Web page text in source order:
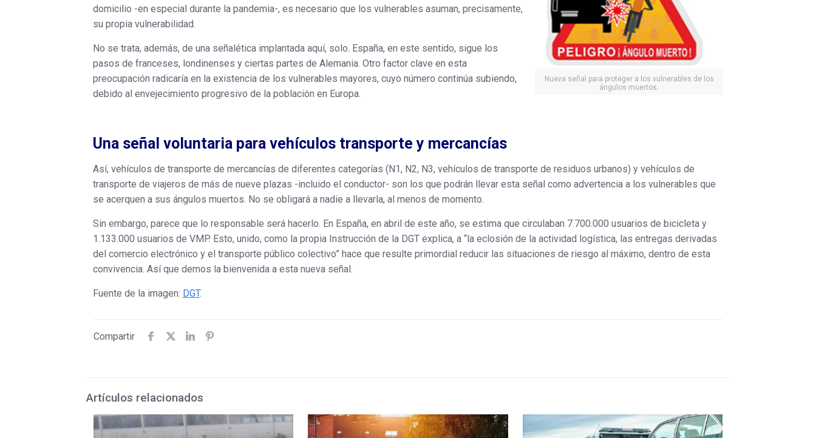
Nueva señal para proteger a los vulnerables de los
ángulos muertos.
domicilio -en especial durante la pandemia-, es necesario que los vulnerables asuman, precisamente,
su propia vulnerabilidad.
No se trata, además, de una señalética implantada aquí, solo. España, en este sentido, sigue los
pasos de franceses, londinenses y ciertas partes de Alemania. Otro factor clave en esta
preocupación radicaría en la existencia de los vulnerables mayores, cuyo número continúa subiendo,
debido al envejecimiento progresivo de la población en Europa.
Una señal voluntaria para vehículos transporte y mercancías
Así, vehículos de transporte de mercancías de diferentes categorías (N1, N2, N3, vehículos de transporte de residuos urbanos) y vehículos de
transporte de viajeros de más de nueve plazas -incluido el conductor- son los que podrán llevar esta señal como advertencia a los vulnerables que
se acerquen a sus ángulos muertos. No se obligará a nadie a llevarla, al menos de momento.
Sin embargo, parece que lo responsable será hacerlo. En España, en abril de este año, se estima que circulaban 7.700.000 usuarios de bicicleta y
1.133.000 usuarios de VMP. Esto, unido, como la propia Instrucción de la DGT explica, a “la eclosión de la actividad logística, las entregas derivadas
del comercio electrónico y el transporte público colectivo” hace que resulte primordial reducir las situaciones de riesgo al máximo, dentro de esta
convivencia. Así que demos la bienvenida a esta nueva señal.
Fuente de la imagen: DGT.
Compartir
Artículos relacionados